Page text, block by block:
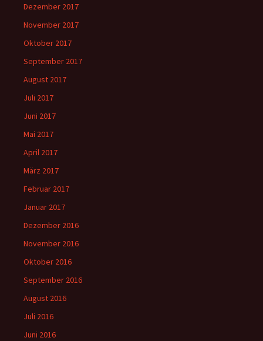
Dezember 2017
November 2017
Oktober 2017
September 2017
August 2017
Juli 2017
Juni 2017
Mai 2017
April 2017
März 2017
Februar 2017
Januar 2017
Dezember 2016
November 2016
Oktober 2016
September 2016
August 2016
Juli 2016
Juni 2016